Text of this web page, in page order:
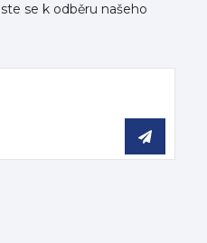
se k odběru našeho